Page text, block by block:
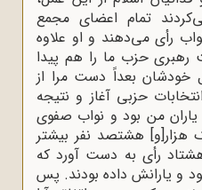
تمام اعضای مجمع
رأی می‌دهند و او علاوه
رهبری حزب ما را هم پیدا
خودشان بعداً دست مرا از
حزبی آغاز و نتیجه
من بود و نواب صفوی
هزار[و] هشتصد نفر بیشتر
رأی به دست آورد که
و یارانش داده بودند. پس